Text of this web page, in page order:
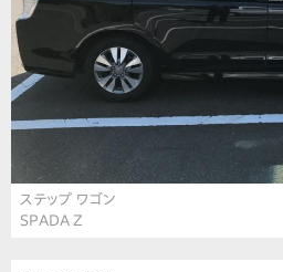
ステップ ワゴン
SPADA Z